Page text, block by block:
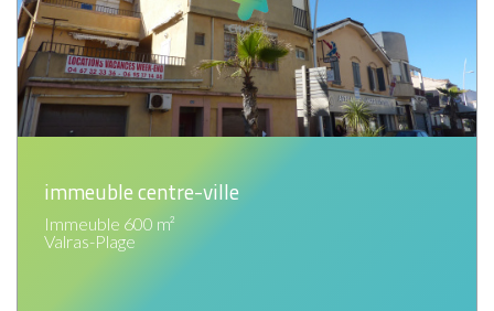
immeuble centre-ville
Immeuble 600 m²
Valras-Plage